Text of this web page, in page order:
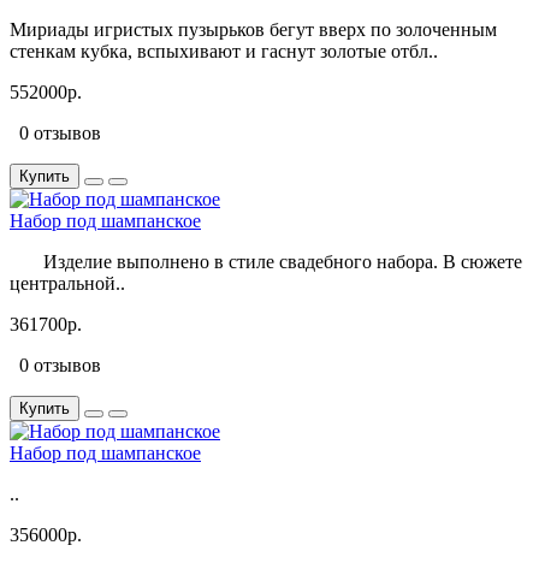
Мириады игристых пузырьков бегут вверх по золоченным
стенкам кубка, вспыхивают и гаснут золотые отбл..
552000р.
0 отзывов
Купить
Набор под шампанское
Изделие выполнено в стиле свадебного набора. В сюжете
центральной..
361700р.
0 отзывов
Купить
Набор под шампанское
..
356000р.